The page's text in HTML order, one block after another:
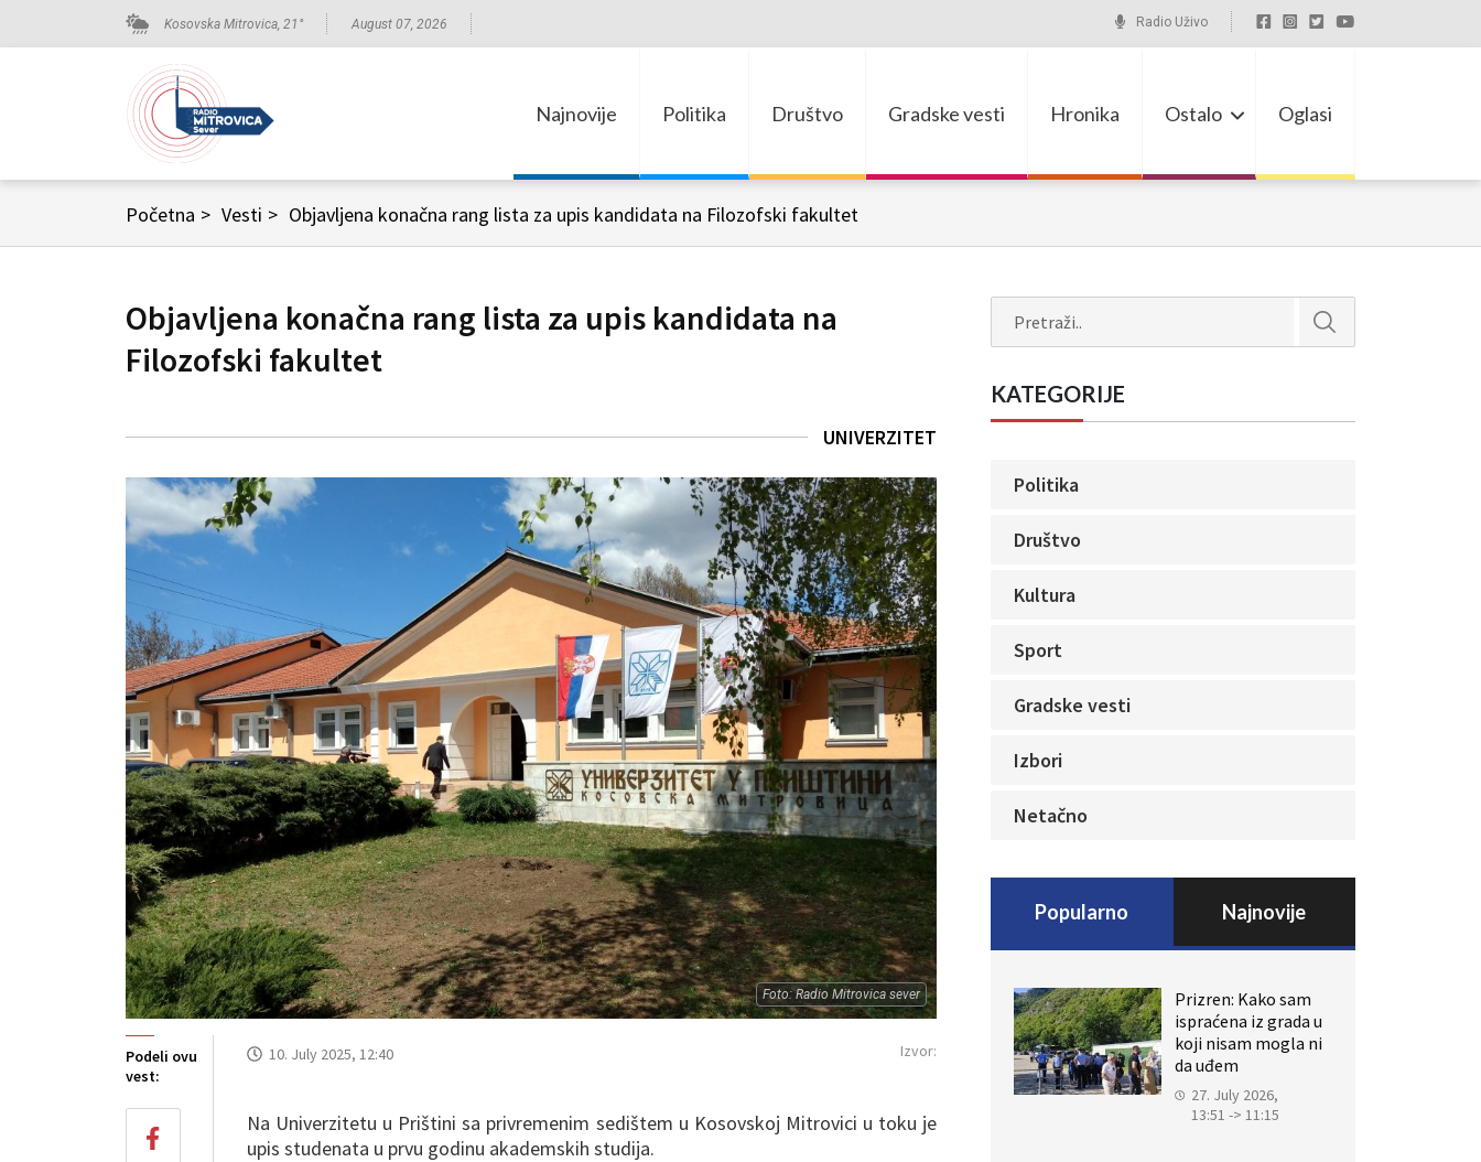
Kosovska Mitrovica, 21 ° August 07, 2026 Radio Uživo
Najnovije Politika Društvo Gradske vesti Hronika Ostalo Oglasi
Početna > Vesti > Objavljena konačna rang lista za upis kandidata na Filozofski fakultet
Objavljena konačna rang lista za upis kandidata na
Filozofski fakultet
UNIVERZITET
Foto: Radio Mitrovica sever
Podeli ovu
vest:
10. July 2025, 12:40 Izvor:
Na Univerzitetu u Prištini sa privremenim sedištem u Kosovskoj Mitrovici u toku je
upis studenata u prvu godinu akademskih studija.
KATEGORIJE
Politika
Društvo
Kultura
Sport
Gradske vesti
Izbori
Netačno
Popularno Najnovije
Prizren: Kako sam
ispraćena iz grada u
koji nisam mogla ni
da uđem
27. July 2026,
13:51 -> 11:15